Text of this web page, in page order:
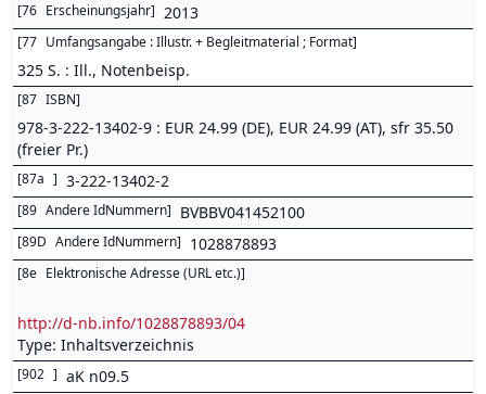
[76 Erscheinungsjahr] 2013
[77 Umfangsangabe : Illustr. + Begleitmaterial ; Format]
325 S. : Ill., Notenbeisp.
[87 ISBN]
978-3-222-13402-9 : EUR 24.99 (DE), EUR 24.99 (AT), sfr 35.50
(freier Pr.)
[87a ] 3-222-13402-2
[89 Andere IdNummern] BVBBV041452100
[89D Andere IdNummern] 1028878893
[8e Elektronische Adresse (URL etc.)]
http://d-nb.info/1028878893/04
Type: Inhaltsverzeichnis
[902 ] aK n09.5